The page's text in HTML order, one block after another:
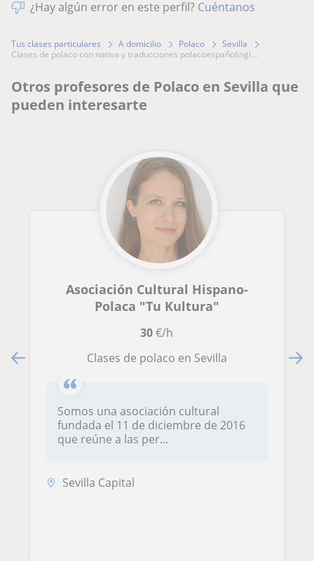
¿Hay algún error en este perfil? Cuéntanos
Tus clases particulares A domicilio Polaco
Sevilla
clases de polaco con nativa y traducciones polacoespañolingl...
Otros profesores de Polaco en Sevilla que
pueden interesarte
Asociación Cultural Hispano-
Polaca "Tu Kultura"
30€/h
Clases de polaco en Sevilla
Somos una asociación cultural
fundada el 11 de diciembre de 2016
que reúne a las per...
Sevilla Capital